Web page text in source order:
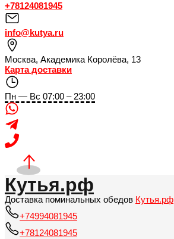
+78124081945
info@kutya.ru
Москва, Академика Королёва, 13
Карта доставки
Пн — Вс 07:00 – 23:00
Кутья.рф
Доставка поминальных обедов Кутья.рф
+74994081945
+78124081945